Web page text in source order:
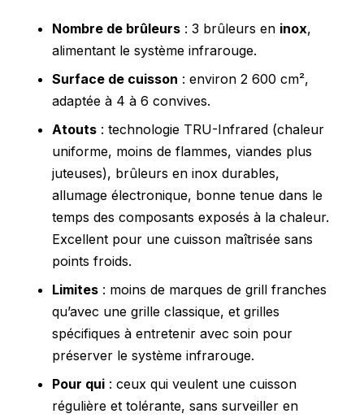
Nombre de brûleurs : 3 brûleurs en inox,
alimentant le système infrarouge.
Surface de cuisson : environ 2 600 cm²,
adaptée à 4 à 6 convives.
Atouts : technologie TRU-Infrared (chaleur
uniforme, moins de flammes, viandes plus
juteuses), brûleurs en inox durables,
allumage électronique, bonne tenue dans le
temps des composants exposés à la chaleur.
Excellent pour une cuisson maîtrisée sans
points froids.
Limites : moins de marques de grill franches
qu’avec une grille classique, et grilles
spécifiques à entretenir avec soin pour
préserver le système infrarouge.
Pour qui : ceux qui veulent une cuisson
régulière et tolérante, sans surveiller en